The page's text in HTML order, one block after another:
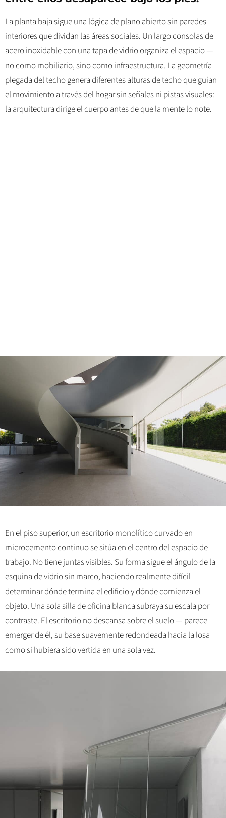
La planta baja sigue una lógica de plano abierto sin paredes
interiores que dividan las áreas sociales. Un largo consolas de
acero inoxidable con una tapa de vidrio organiza el espacio —
no como mobiliario, sino como infraestructura. La geometría
plegada del techo genera diferentes alturas de techo que guían
el movimiento a través del hogar sin señales ni pistas visuales:
la arquitectura dirige el cuerpo antes de que la mente lo note.
En el piso superior, un escritorio monolítico curvado en
microcemento continuo se sitúa en el centro del espacio de
trabajo. No tiene juntas visibles. Su forma sigue el ángulo de la
esquina de vidrio sin marco, haciendo realmente difícil
determinar dónde termina el edificio y dónde comienza el
objeto. Una sola silla de oficina blanca subraya su escala por
contraste. El escritorio no descansa sobre el suelo — parece
emerger de él, su base suavemente redondeada hacia la losa
como si hubiera sido vertida en una sola vez.